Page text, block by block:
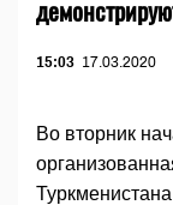
15:03 17.03.2020
Во вторник